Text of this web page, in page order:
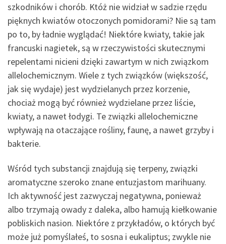
szkodników i chorób. Któż nie widział w sadzie rzędu
pięknych kwiatów otoczonych pomidorami? Nie są tam
po to, by ładnie wyglądać! Niektóre kwiaty, takie jak
francuski nagietek, są w rzeczywistości skutecznymi
repelentami nicieni dzięki zawartym w nich związkom
allelochemicznym. Wiele z tych związków (większość,
jak się wydaje) jest wydzielanych przez korzenie,
chociaż mogą być również wydzielane przez liście,
kwiaty, a nawet łodygi. Te związki allelochemiczne
wpływają na otaczające rośliny, faunę, a nawet grzyby i
bakterie.
Wśród tych substancji znajdują się terpeny, związki
aromatyczne szeroko znane entuzjastom marihuany.
Ich aktywność jest zazwyczaj negatywna, ponieważ
albo trzymają owady z daleka, albo hamują kiełkowanie
pobliskich nasion. Niektóre z przykładów, o których być
może już pomyślałeś, to sosna i eukaliptus; zwykle nie